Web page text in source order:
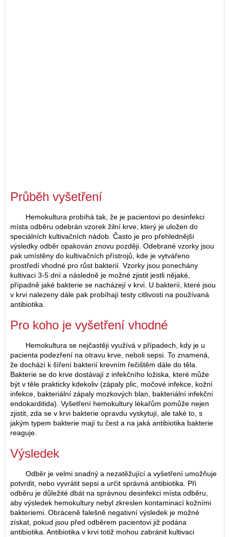
Průběh vyšetření
Hemokultura probíhá tak, že je pacientovi po desinfekci
místa odběru odebrán vzorek žilní krve, který je uložen do
speciálních kultivačních nádob. Často je pro přehlednější
výsledky odběr opakován znovu později. Odebrané vzorky jsou
pak umístěny do kultivačních přístrojů, kde je vytvářeno
prostředí vhodné pro růst bakterií. Vzorky jsou ponechány
kultivaci 3-5 dní a následně je možné zjistit jestli nějaké,
případně jaké bakterie se nacházejí v krvi. U bakterií, které jsou
v krvi nalezeny dále pak probíhají testy citlivosti na používaná
antibiotika.
Pro koho je vyšetření vhodné
Hemokultura se nejčastěji využívá v případech, kdy je u
pacienta podezření na otravu krve, neboli sepsi. To znamená,
že dochází k šíření bakterií krevním řečištěm dále do těla.
Bakterie se do krve dostávají z infekčního ložiska, které může
být v těle prakticky kdekoliv (zápaly plic, močové infekce, kožní
infekce, bakteriální zápaly mozkových blan, bakteriální infekční
endokarditida). Vyšetření hemokultury lékařům pomůže nejen
zjistit, zda se v krvi bakterie opravdu vyskytují, ale také to, s
jakým typem bakterie mají tu čest a na jaká antibiotika bakterie
reaguje.
Výsledek
Odběr je velmi snadný a nezatěžující a vyšetření umožňuje
potvrdit, nebo vyvrátit sepsi a určit správná antibiotika. Při
odběru je důležité dbát na správnou desinfekci místa odběru,
aby výsledek hemokultury nebyl zkreslen kontaminací kožními
bakteriemi. Obráceně falešně negativní výsledek je možné
získat, pokud jsou před odběrem pacientovi již podána
antibiotika. Antibiotika v krvi totiž mohou zabránit kultivaci